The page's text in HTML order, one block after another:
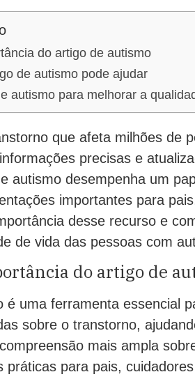
do artigo de autismo
de autismo pode ajudar
autismo para melhorar a
que afeta milhões de
precisas e
autismo desempenha um
importantes para
desse recurso e
de vida das pessoas com
do artigo de
é uma ferramenta essencial
sobre o transtorno,
mais ampla
práticas para pais,